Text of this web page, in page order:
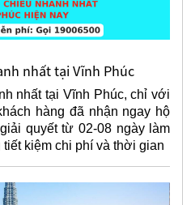
nhất tại Vĩnh Phúc
nhất tại Vĩnh Phúc, chỉ với
hàng đã nhận ngay hộ
quyết từ 02-08 ngày làm
kiệm chi phí và thời gian